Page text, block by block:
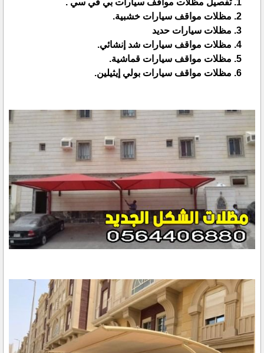
تفصيل مظلات مواقف سيارات بي في سي .
مظلات مواقف سيارات خشبية.
مظلات سيارات حديد
مظلات مواقف سيارات شد إنشائي.
مظلات مواقف سيارات قماشية.
مظلات مواقف سيارات بولي إيثيلين.